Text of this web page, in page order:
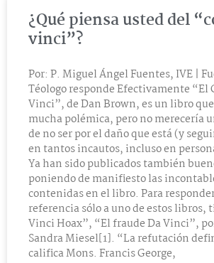
¿Qué piensa usted del
vinci”?
Por: P. Miguel Ángel Fuentes, IVE |
Téologo responde Efectivamente “El
Vinci”, de Dan Brown, es un libro
mucha polémica, pero no merecería
de no ser por el daño que está (y
en tantos incautos, incluso en
Ya han sido publicados también
poniendo de manifiesto las
contenidas en el libro. Para
referencia sólo a uno de estos libros,
Vinci Hoax”, “El fraude Da Vinci”,
Sandra Miesel[1]. “La refutación
califica Mons. Francis George,